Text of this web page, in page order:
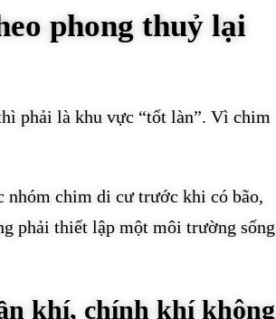
phong thuỷ lại
phải là khu vực “tốt làn”. Vì chim
nhóm chim di cư trước khi có bão,
phải thiết lập một môi trường sống
khí, chính khí không